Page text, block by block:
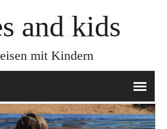
and kids
mit Kindern